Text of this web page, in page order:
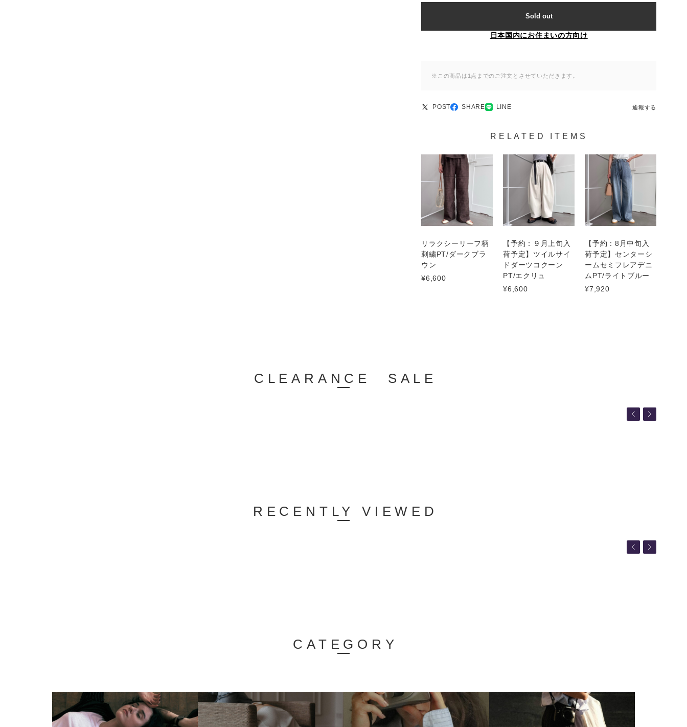
Sold out
日本国内にお住まいの方向け
※この商品は1点までのご注文とさせていただきます。
POST SHARE LINE 通報する
RELATED ITEMS
リラクシーリーフ柄
刺繍PT/ダークブラ
ウン
¥6,600
【予約：９月上旬入
荷予定】ツイルサイ
ドダーツコクーン
PT/エクリュ
¥6,600
【予約：8月中旬入
荷予定】センターシ
ームセミフレアデニ
ムPT/ライトブルー
¥7,920
CLEARANCE SALE
RECENTLY VIEWED
CATEGORY